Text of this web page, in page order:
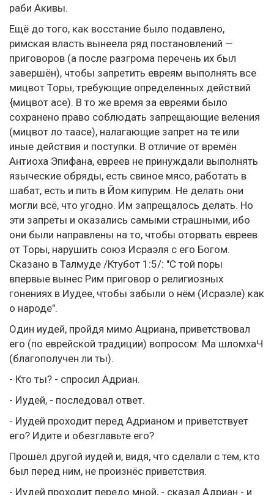
раби Акивы.
Ещё до того, как восстание было подавлено,
римская власть вынеела ряд постановлений —
приговоров (а после разгрома перечень их был
завершён), чтобы запретить евреям выполнять все
мицвот Торы, требующие определенных действий
{мицвот асе). В то же время за евреями было
сохранено право соблюдать запрещающие веления
(мицвот ло таасе), налагающие запрет на те или
иные действия и поступки. В отличие от времён
Антиоха Эпифана, евреев не принуждали выполнять
языческие обряды, есть свиное мясо, работать в
шабат, есть и пить в Йом кипурим. Не делать они
могли всё, что угодно. Им запрещалось делать. Но
эти запреты и оказались самыми страшными, ибо
они были направлены на то, чтобы оторвать евреев
от Торы, нарушить союз Исраэля с его Богом.
Сказано в Талмуде /Ктубот 1:5/: "С той поры
впервые вынес Рим приговор о религиозных
гонениях в Иудее, чтобы забыли о нём (Исраэле) как
о народе".
Один иудей, пройдя мимо Ацриана, приветствовал
его (по еврейской традиции) вопросом: Ма шломхаЧ
(благополучен ли ты).
- Кто ты? - спросил Адриан.
- Иудей, - последовал ответ.
- Иудей проходит перед Адрианом и приветствует
его? Идите и обезглавьте его?
Прошёл другой иудей и, видя, что сделали с тем, кто
был перед ним, не произнёс приветствия.
- Иудей проходит передо мной, - сказал Адриан - и